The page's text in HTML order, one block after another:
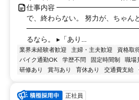
仕事内容
で、終わらない。 努力が、ちゃん
━━━━━━━━━━━━━━━━━━ も
るなら。 ▸「あり...
業界未経験者歓迎 主婦・主夫歓迎 資格取
バイク通勤OK
学歴不問 固定時間制 職場
研修あり
賞与あり 育休あり 交通費支給
正社員